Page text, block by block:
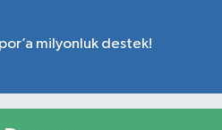
milyonluk destek!